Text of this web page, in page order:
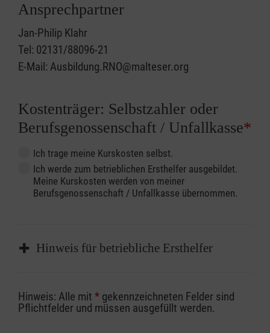
Ansprechpartner
Jan-Philip Klahr
Tel: 02131/88096-21
E-Mail: Ausbildung.RNO@malteser.org
Kostenträger: Selbstzahler oder
Berufsgenossenschaft / Unfallkasse*
Ich trage meine Kurskosten selbst.
Ich werde zum betrieblichen Ersthelfer ausgebildet.
Meine Kurskosten werden von meiner
Berufsgenossenschaft / Unfallkasse übernommen.
Hinweis für betriebliche Ersthelfer
Sofern Sie ein Kostenübernahmeverfahren
Ihrer Berufsgenossenschaft / Unfallkasse
Hinweis: Alle mit * gekennzeichneten Felder sind
Pflichtfelder und müssen ausgefüllt werden.